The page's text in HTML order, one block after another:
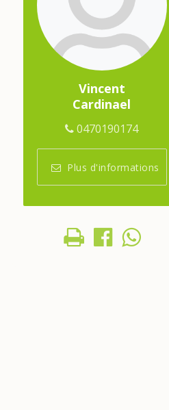
Vincent
Cardinael
0470190174
Plus d'informations